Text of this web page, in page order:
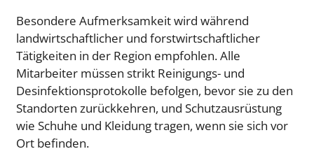
Besondere Aufmerksamkeit wird während
landwirtschaftlicher und forstwirtschaftlicher
Tätigkeiten in der Region empfohlen. Alle
Mitarbeiter müssen strikt Reinigungs- und
Desinfektionsprotokolle befolgen, bevor sie zu den
Standorten zurückkehren, und Schutzausrüstung
wie Schuhe und Kleidung tragen, wenn sie sich vor
Ort befinden.